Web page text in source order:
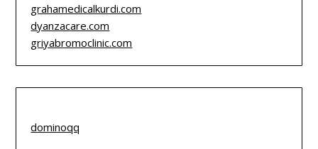
grahamedicalkurdi.com
dyanzacare.com
griyabromoclinic.com
dominoqq